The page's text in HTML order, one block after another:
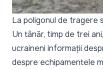
La poligonul de tragere
Un tânăr, timp de trei
ucraineni informații
despre echipamentele